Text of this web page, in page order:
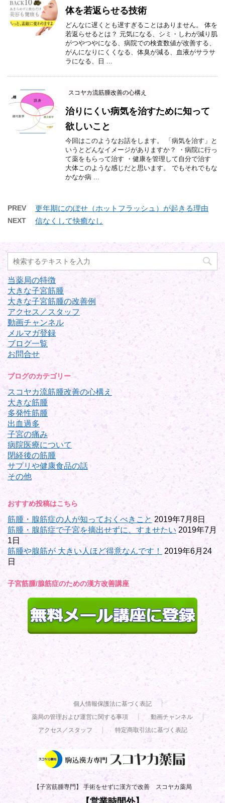
体を若返らせる技術
どんなに遅くとも遅すぎることはありません。 体を
若返らせるとは？ 元気になる、シミ・しわが減り肌
がつやつやになる、病院での検査数値が改善する、
がんになりにくくなる、体臭が減る、血液がサラサ
ラになる、日 ...
スコヤカ流筋腫改善の心構え
治りにくい病気を治すために知って
欲しいこと
今回はこのようなお話をします。 「病気を治す」と
いうとどんなイメージがありますか？ ・病院に行っ
て薬をもらって治す ・健康を管理して自分で治す
大体このような感じだと思います。 でもそれでもな
かなか病 ...
PREV 更年期にのぼせ（ホットフラッシュ）が起きる理由
NEXT 信なくして快癒なし
当薬局の特徴
大きな子宮筋腫
大きな子宮筋腫の改善例
アクセス／スタッフ
動画チャンネル
メルマガ登録
ブログ一覧
お問合せ
ブログのカテゴリー
スコヤカ流筋腫改善の心構え
大きな筋腫
多発性筋腫
出血過多
子宮の痛み
病院医療について
閉経後の筋腫
サプリや健康食品の話
その他
おすすめ投稿はこちら
筋腫・腺筋症の人が知っておくべきこと 2019年7月8日
筋腫・腺筋症で子宮を摘出せずに、すませたい 2019年7月
1日
筋腫や腺筋が 大きい人ほど得意なんです！
2019年6月24
日
子宮筋腫/腺筋症のための漢方改善講座
個人情報保護法に基づく表記
薬局の管理および運営に関する事項
動画チャンネル
アクセス／スタッフ
特定商取引法に基づく表記
【子宮筋腫専門】 手術をせずに漢方で改善 スコヤカ薬局